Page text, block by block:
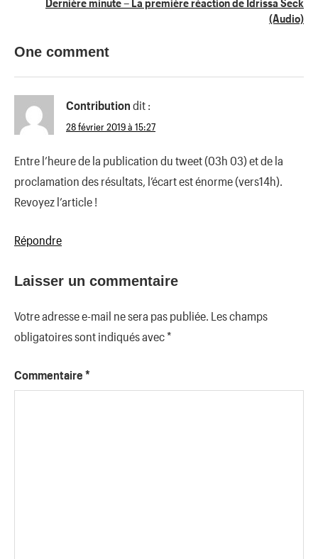
Dernière minute – La première réaction de Idrissa Seck
(Audio)
One comment
Contribution dit :
28 février 2019 à 15:27
Entre l’heure de la publication du tweet (03h 03) et de la
proclamation des résultats, l’écart est énorme (vers14h).
Revoyez l’article !
Répondre
Laisser un commentaire
Votre adresse e-mail ne sera pas publiée. Les champs
obligatoires sont indiqués avec*
Commentaire *